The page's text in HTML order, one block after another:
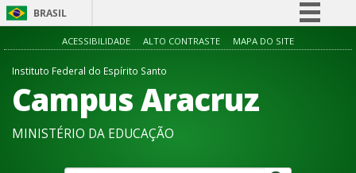
BRASIL
Simplifique!
Acesso à informação
Canais
ACESSIBILIDADE ALTO CONTRASTE MAPA DO SITE
Instituto Federal do Espírito Santo
Campus Aracruz
MINISTÉRIO DA EDUCAÇÃO